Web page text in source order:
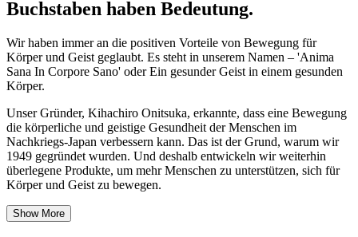
Buchstaben haben Bedeutung.
Wir haben immer an die positiven Vorteile von Bewegung für
Körper und Geist geglaubt. Es steht in unserem Namen – 'Anima
Sana In Corpore Sano' oder Ein gesunder Geist in einem gesunden
Körper.
Unser Gründer, Kihachiro Onitsuka, erkannte, dass eine Bewegung
die körperliche und geistige Gesundheit der Menschen im
Nachkriegs-Japan verbessern kann. Das ist der Grund, warum wir
1949 gegründet wurden. Und deshalb entwickeln wir weiterhin
überlegene Produkte, um mehr Menschen zu unterstützen, sich für
Körper und Geist zu bewegen.
Show More